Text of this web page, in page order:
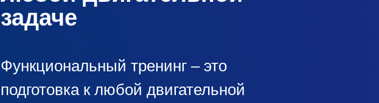
задаче
Функциональный тренинг – это
подготовка к любой двигательной